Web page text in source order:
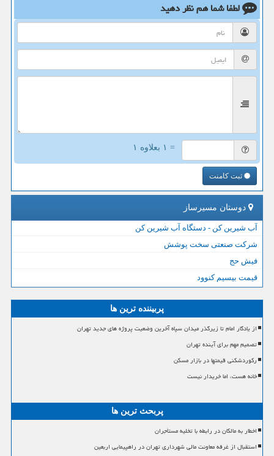
لطفا شما همنظر دهید
= ۱ بعلاوه ۱
ثبت کامنت
دوستان مسیرساز
آب شیرین کن - دستگاه آب شیرین کن
شرکت صنعتی سخت پوشش
فیش حج
قیمت بیسیم کنوود
پربیننده ترین ها
از یادگار امام تا زیرگذر میدان سپاه آخرین وضعیت پروژه های جدید تهران
تصمیم مهم برای آینده تهران
رکوردشکنی قیمتها در بازار مسکن
خانه هست، اما خریدار نیست
پربحث ترین ها
اخطار به مالکان در رابطه با تخلیه مستأجران
استقبال از غرفه معاونت مالی شهرداری تهران در راهپیمایی اربعین